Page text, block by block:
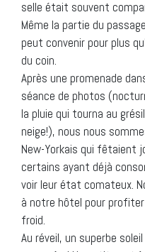
selle était souvent
Même la partie du
peut convenir pour plus
du coin.
Après une promenade
séance de photos
la pluie qui tourna au
neige!), nous nous
New-Yorkais qui fêtaient
certains ayant déjà
voir leur état comateux.
à notre hôtel pour
froid.
Au réveil, un superbe